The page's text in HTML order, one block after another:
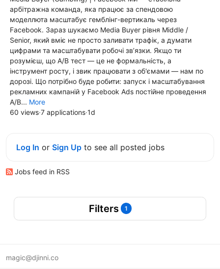
арбітражна команда, яка працює за спендовою
моделлюта масштабує гемблінг-вертикаль через
Facebook. Зараз шукаємо Media Buyer рівня Middle /
Senior, який вміє не просто заливати трафік, а думати
цифрами та масштабувати робочі зв’язки. Якщо ти
розумієш, що A/B тест — це не формальність, а
інструмент росту, і звик працювати з об'ємами — нам по
дорозі. Що потрібно буде робити: запуск і масштабування
рекламних кампаній у Facebook Ads постійне проведення
A/B... More
60 views·7 applications·1d
Log In or Sign Up to see all posted jobs
Jobs feed in RSS
Filters 1
magic@djinni.co